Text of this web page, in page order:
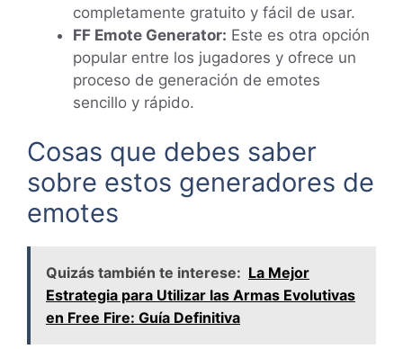
completamente gratuito y fácil de usar.
FF Emote Generator: Este es otra opción
popular entre los jugadores y ofrece un
proceso de generación de emotes
sencillo y rápido.
Cosas que debes saber
sobre estos generadores de
emotes
Quizás también te interese: La Mejor
Estrategia para Utilizar las Armas Evolutivas
en Free Fire: Guía Definitiva